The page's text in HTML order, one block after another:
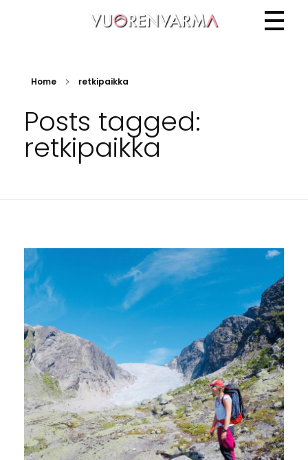
Home retkipaikka
Posts tagged:
retkipaikka